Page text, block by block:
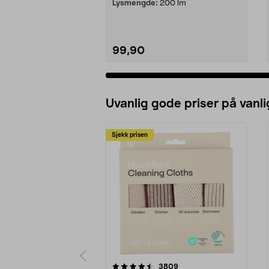
Lysmengde: 200 lm
99,90
Uvanlig gode priser på
Sjekk prisen
3809anmeldelser
4.5av 5 stjerner